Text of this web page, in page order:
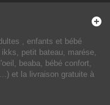
, enfants et bébé
petit bateau, marése,
beaba, bébé confort,
et la livraison gratuite à